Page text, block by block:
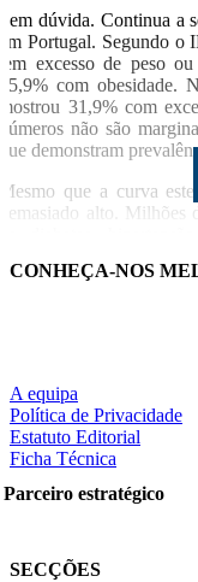
Sem dúvida. Continua a
em Portugal. Segundo o
tem excesso de peso
15,9% com obesidade.
mostrou 31,9% com
números não são
que demonstram
Mesmo que a curva
demasiado alto. Milhões
obesidade não deixou
humana,
Muitos
entre
CONHEÇA-NOS
A equipa
Política de Privacidade
Estatuto Editorial
Ficha Técnica
Parceiro estratégico
SECÇÕES